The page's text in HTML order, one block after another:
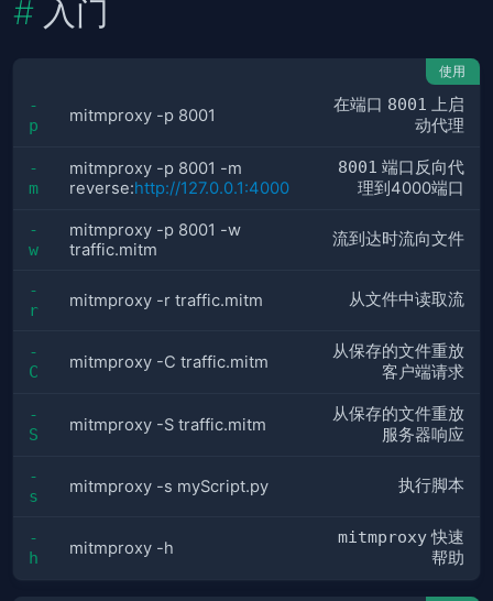
入门
使用
-
p
mitmproxy -p 8001
在端口 8001 上启
动代理
-
m
mitmproxy -p 8001 -m
reverse:http://127.0.0.1:4000
8001 端口反向代
理到4000端口
-
w
mitmproxy -p 8001 -w
traffic.mitm
流到达时流向文件
-
r
mitmproxy -r traffic.mitm 从文件中读取流
-
C
mitmproxy -C traffic.mitm
从保存的文件重放
客户端请求
-
S
mitmproxy -S traffic.mitm
从保存的文件重放
服务器响应
-
s
mitmproxy -s myScript.py 执行脚本
-
h
mitmproxy -h
mitmproxy快速
帮助